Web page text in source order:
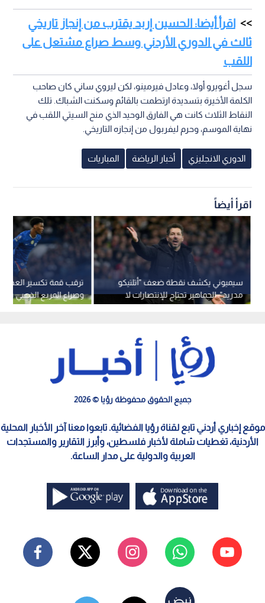
اقرأ أيضا: الحسين إربد يقترب من إنجاز تاريخي
ثالث في الدوري الأردني وسط صراع مشتعل على
اللقب
سجل أغويرو أولا، وعادل فيرمينو، لكن ليروي ساني كان صاحب
الكلمة الأخيرة بتسديدة ارتطمت بالقائم وسكنت الشباك. تلك
النقاط الثلاث كانت هي الفارق الوحيد الذي منح السيتي اللقب في
نهاية الموسم، وحرم ليفربول من إنجازه التاريخي.
الدوري الانجليزي أخبار الرياضة المباريات
اقرأ أيضاً
ترقب قمة تكسير العظام
وصراع المربع الذهبي
سيميوني يكشف نقطة ضعف "أتلتيكو
مدريد": الجماهير تحتاج للإنتصارات لا
الرسائل
جميع الحقوق محفوظة رؤيا © 2026
موقع إخباري أردني تابع لقناة رؤيا الفضائية. تابعوا معنا آخر الأخبار المحلية
الأردنية، تغطيات شاملة لأخبار فلسطين، وأبرز التقارير والمستجدات
العربية والدولية على مدار الساعة.